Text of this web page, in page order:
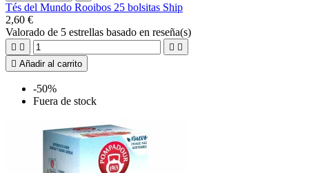
Tés del Mundo Rooibos 25 bolsitas Ship
2,60 €
Valorado de 5 estrellas basado en reseña(s)
   
 Añadir al carrito
-50%
Fuera de stock